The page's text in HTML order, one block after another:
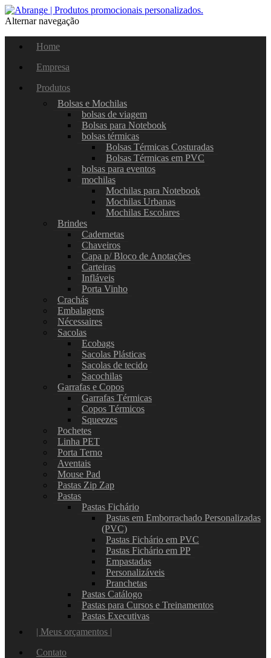
Alternar navegação
Home
Empresa
Produtos
Bolsas e Mochilas
bolsas de viagem
Bolsas para Notebook
bolsas térmicas
Bolsas Térmicas Costuradas
Bolsas Térmicas em PVC
bolsas para eventos
mochilas
Mochilas para Notebook
Mochilas Urbanas
Mochilas Escolares
Brindes
Cadernetas
Chaveiros
Capa p/ Bloco de Anotações
Carteiras
Infláveis
Porta Vinho
Crachás
Embalagens
Nécessaires
Sacolas
Ecobags
Sacolas Plásticas
Sacolas de tecido
Sacochilas
Garrafas e Copos
Garrafas Térmicas
Copos Térmicos
Squeezes
Pochetes
Linha PET
Porta Terno
Aventais
Mouse Pad
Pastas Zip Zap
Pastas
Pastas Fichário
Pastas em Emborrachado Personalizadas
(PVC)
Pastas Fichário em PVC
Pastas Fichário em PP
Empastadas
Personalizáveis
Pranchetas
Pastas Catálogo
Pastas para Cursos e Treinamentos
Pastas Executivas
| Meus orçamentos |
Contato